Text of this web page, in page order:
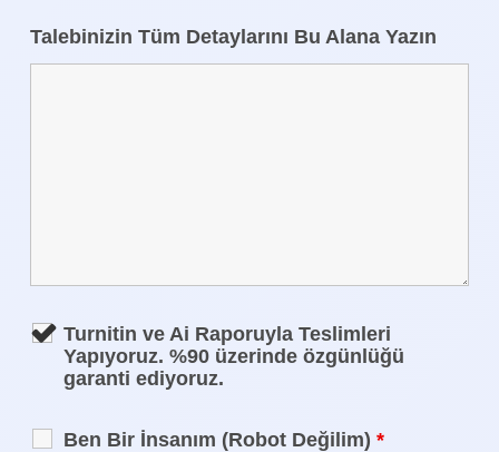
Talebinizin Tüm Detaylarını Bu Alana Yazın
Turnitin ve Ai Raporuyla Teslimleri
Yapıyoruz. %90 üzerinde özgünlüğü
garanti ediyoruz.
Ben Bir İnsanım (Robot Değilim)*